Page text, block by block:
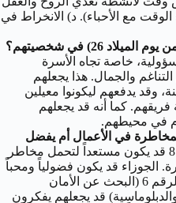
الوقت مع الأحباء). د) الانخراط في
خاصة تجاه الأسرة
والجمال. هذا يجعلهم
وقد يدفعهم ليكونوا معيلين
فريقهم. كما أنه قد يجعلهم
في محيطهم.
مايو إلى المخاطرة في الأعمال أم يفضل
هناك مزيج هنا. الرقم 8 قد يكون مستعداً لتحمل مخاطر
الجوزاء قد يكون فضولياً ومحباً
للتجربة. ومع ذلك، فإن تأثير الرقم 6 (البحث عن الأمان
والرقم 2 (الحذر والدبلوماسية) قد يجعلهم يفكرون